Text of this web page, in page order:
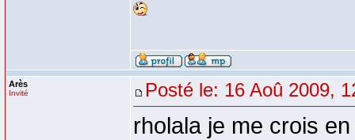
Arès
Invité Posté le: 16 Aoû 2009,
rholala je me crois